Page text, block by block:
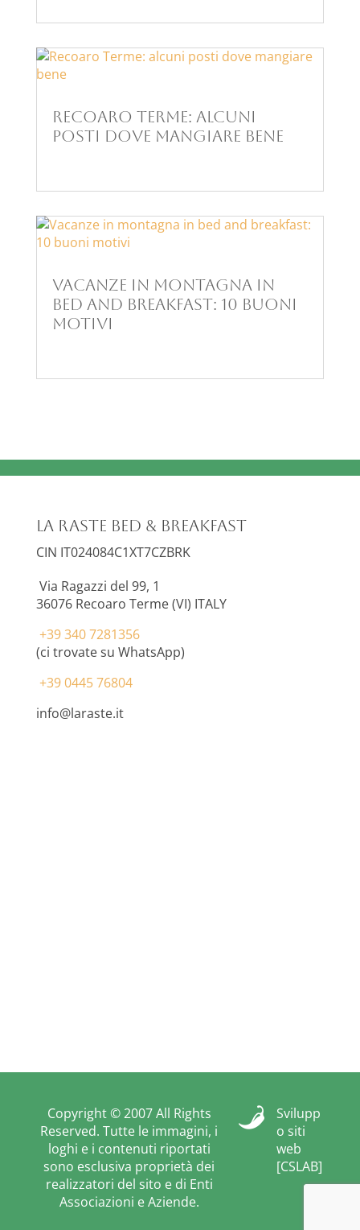
Recoaro Terme: alcuni
posti dove mangiare bene
Vacanze in montagna in
bed and breakfast: 10 buoni
motivi
La Raste Bed & Breakfast
CIN IT024084C1XT7CZBRK
Via Ragazzi del 99, 1
36076 Recoaro Terme (VI) ITALY
+39 340 7281356
(ci trovate su WhatsApp)
+39 0445 76804
info@laraste.it
Copyright © 2007 All Rights
Reserved. Tutte le immagini, i
loghi e i contenuti riportati
sono esclusiva proprietà dei
realizzatori del sito e di Enti
Associazioni e Aziende.
Svilupp
o siti
web
[CSLAB]